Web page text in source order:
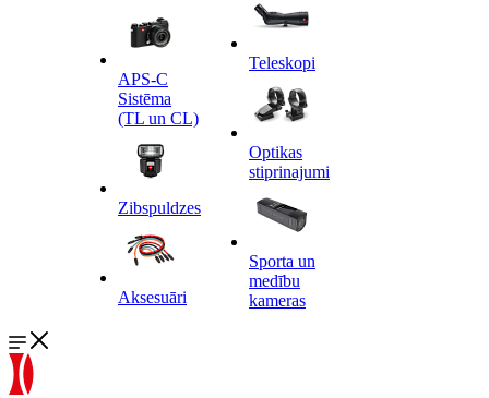
APS-C
Sistēma
(TL un CL)
Zibspuldzes
Aksesuāri
Teleskopi
Optikas
stiprinajumi
Sporta un
medību
kameras